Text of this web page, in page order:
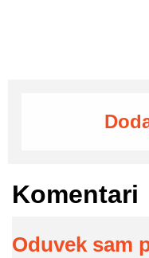
Komentari
Oduvek sam